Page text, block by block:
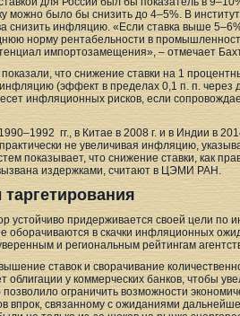
можно было бы снизить до 4–5%. В
снизить инфляцию. «Если ставка выше
норму рентабельности в
импортозамещения», – отмечает
что снижение ставки на 1
(эффект в пределах 0,1 п. п. через
инфляционных рисков, если
гг., в Китае в 2008 г. и в Индии в
не увеличивая инфляцию,
показывает, что снижение ставки, как
издержками, считают в ЦЭМИ РАН.
устойчиво придерживается своей цели
оборачиваются в скачки инфляционных
и региональным рейтингам
ставок и сворачивание
облигации у коммерческих банков, чтобы
ограничить возможности
впрок, связанному с ожиданиями